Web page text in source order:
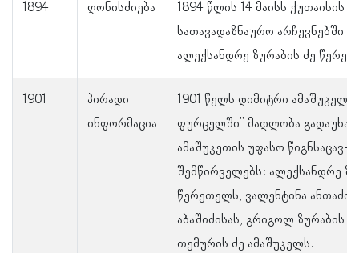
1894 ღონისძიება
1894 წლის 14 მაისს ქუთაისის
სათავადაზნაურო არჩევნებში
ალექსანდრე ზურაბის ძე
1901
პირადი
ინფორმაცია
1901 წელს დიმიტრი
ფურცელში" მადლობა
ამაშუკეთის უფასო წიგნსაცავ-
შემწირველებს: ალექსანდრე
წერეთელს, ვალენტინა
აბაშიძისას, გრიგოლ ზურაბის
თემურის ძე ამაშუკელს.